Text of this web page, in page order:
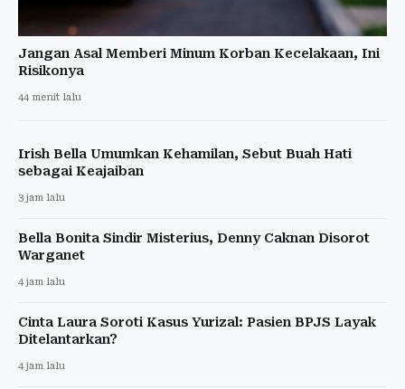
Jangan Asal Memberi Minum Korban Kecelakaan, Ini
Risikonya
44 menit lalu
Irish Bella Umumkan Kehamilan, Sebut Buah Hati
sebagai Keajaiban
3 jam lalu
Bella Bonita Sindir Misterius, Denny Caknan Disorot
Warganet
4 jam lalu
Cinta Laura Soroti Kasus Yurizal: Pasien BPJS Layak
Ditelantarkan?
4 jam lalu